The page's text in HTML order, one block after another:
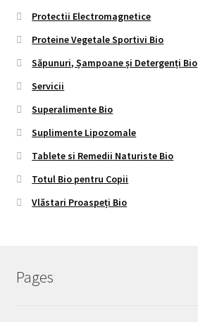
Protectii Electromagnetice
Proteine Vegetale Sportivi Bio
Săpunuri, Șampoane și Detergenți Bio
Servicii
Superalimente Bio
Suplimente Lipozomale
Tablete si Remedii Naturiste Bio
Totul Bio pentru Copii
Vlăstari Proaspeți Bio
Pages